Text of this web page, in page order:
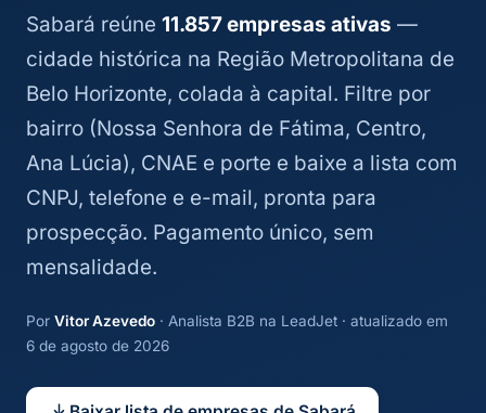
Sabará reúne 11.857 empresas ativas —
cidade histórica na Região Metropolitana de
Belo Horizonte, colada à capital. Filtre por
bairro (Nossa Senhora de Fátima, Centro,
Ana Lúcia), CNAE e porte e baixe a lista com
CNPJ, telefone e e-mail, pronta para
prospecção. Pagamento único, sem
mensalidade.
Por Vitor Azevedo · Analista B2B na LeadJet · atualizado em
6 de agosto de 2026